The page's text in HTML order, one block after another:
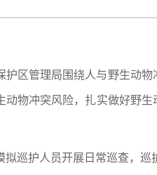
区管理局围绕人与野生动
物冲突风险，扎实做好野
巡护人员开展日常巡查，